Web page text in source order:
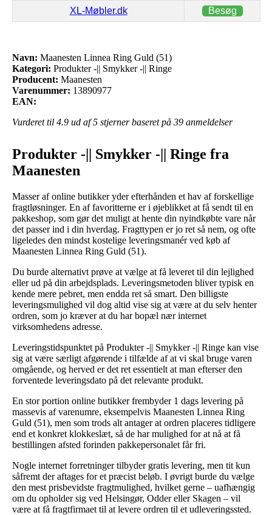
XL-Møbler.dk Besøg
Navn: Maanesten Linnea Ring Guld (51)
Kategori: Produkter -|| Smykker -|| Ringe
Producent: Maanesten
Varenummer: 13890977
EAN:
Vurderet til 4.9 ud af 5 stjerner baseret på 39 anmeldelser
Produkter -|| Smykker -|| Ringe fra
Maanesten
Masser af online butikker yder efterhånden et hav af forskellige
fragtløsninger. En af favoritterne er i øjeblikket at få sendt til en
pakkeshop, som gør det muligt at hente din nyindkøbte vare når
det passer ind i din hverdag. Fragttypen er jo ret så nem, og ofte
ligeledes den mindst kostelige leveringsmanér ved køb af
Maanesten Linnea Ring Guld (51).
Du burde alternativt prøve at vælge at få leveret til din lejlighed
eller ud på din arbejdsplads. Leveringsmetoden bliver typisk en
kende mere pebret, men endda ret så smart. Den billigste
leveringsmulighed vil dog altid vise sig at være at du selv henter
ordren, som jo kræver at du har bopæl nær internet
virksomhedens adresse.
Leveringstidspunktet på Produkter -|| Smykker -|| Ringe kan vise
sig at være særligt afgørende i tilfælde af at vi skal bruge varen
omgående, og herved er det ret essentielt at man efterser den
forventede leveringsdato på det relevante produkt.
En stor portion online butikker frembyder 1 dags levering på
massevis af varenumre, eksempelvis Maanesten Linnea Ring
Guld (51), men som trods alt antager at ordren placeres tidligere
end et konkret klokkeslæt, så de har mulighed for at nå at få
bestillingen afsted forinden pakkepersonalet får fri.
Nogle internet forretninger tilbyder gratis levering, men tit kun
såfremt der aftages for et præcist beløb. I øvrigt burde du vælge
den mest prisbevidste fragtmulighed, hvilket gerne – uafhængig
om du opholder sig ved Helsingør, Odder eller Skagen – vil
være at få fragtfirmaet til at levere ordren til et udleveringssted.